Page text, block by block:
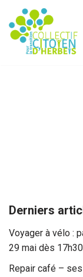
Aller
Derniers
Voyager à vélo :
29 mai dès 17h30
Repair café –